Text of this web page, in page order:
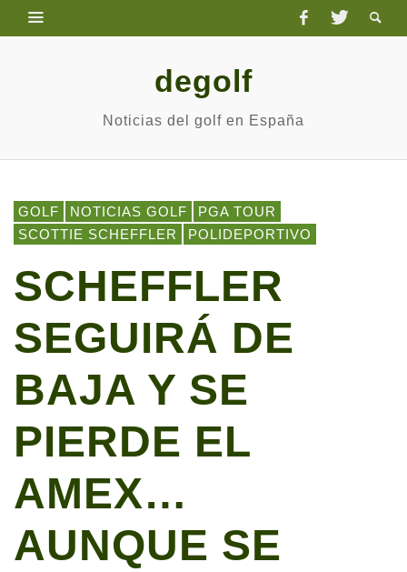
degolf
Noticias del golf en España
GOLF NOTICIAS GOLF
PGA TOUR
SCOTTIE SCHEFFLER
POLIDEPORTIVO
SCHEFFLER
SEGUIRÁ DE
BAJA Y SE
PIERDE EL
AMEX…
AUNQUE SE